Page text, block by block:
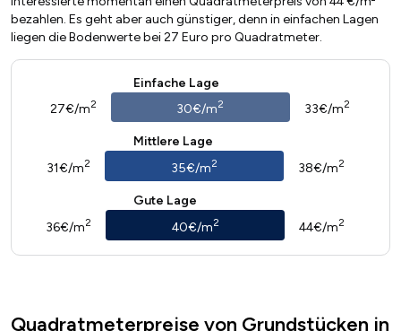
bezahlen. Es geht aber auch günstiger, denn in einfachen Lagen
liegen die Bodenwerte bei 27 Euro pro Quadratmeter.
Einfache Lage
27€/m2 30€/m2 33€/m2
Mittlere Lage
31€/m2 35€/m2 38€/m2
Gute Lage
36€/m2 40€/m2 44€/m2
Quadratmeterpreise von Grundstücken in